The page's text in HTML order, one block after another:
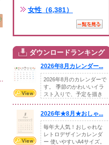
女性（6,381）
ダウンロードランキング
2026年8月カレンダー...
2026年8月のカレンダーで
す。 季節のかわいいイラ
スト入りで、予定を描き
2026年★8月★おしゃ...
毎年大人気！おしゃれな
レトロデザインカレンダ
ー 使いやすいA4サイズ。